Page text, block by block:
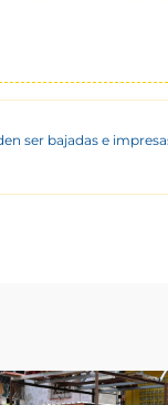
ser bajadas e